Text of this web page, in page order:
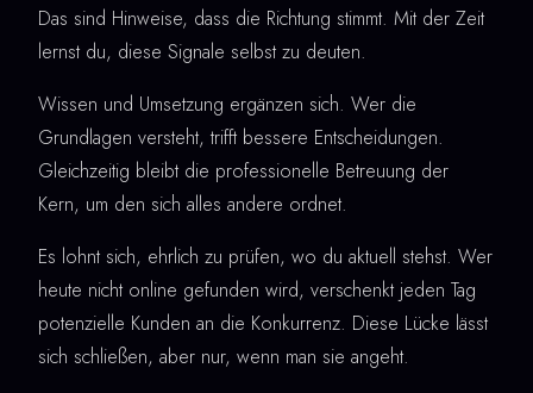
Das sind Hinweise, dass die Richtung stimmt. Mit der Zeit
lernst du, diese Signale selbst zu deuten.
Wissen und Umsetzung ergänzen sich. Wer die
Grundlagen versteht, trifft bessere Entscheidungen.
Gleichzeitig bleibt die professionelle Betreuung der
Kern, um den sich alles andere ordnet.
Es lohnt sich, ehrlich zu prüfen, wo du aktuell stehst. Wer
heute nicht online gefunden wird, verschenkt jeden Tag
potenzielle Kunden an die Konkurrenz. Diese Lücke lässt
sich schließen, aber nur, wenn man sie angeht.